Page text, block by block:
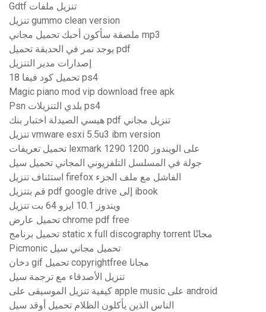
Gdtf تنزيل ملفات
تنزيل gummo clean version
ملصقة سأكون أحبك تحميل مجاني mp3
يوجد نمر في الحديقة تحميل pdf
إصدارات مدير التنزيل
تحميل كود فيفا 18 ps4
Magic piano mod vip download free apk
Psn بلدي التنزيلات ps4
هيسي الصيدلة اختبار بنك pdf تنزيل مجاني
تنزيل vmware esxi 5.5u3 ibm version
تحميل تعريفات lexmark 1290 على الويندوز 1200
جولة في المسلسل التلفزيوني المجاني تحميل سيل
استئناف تنزيل firefox الفاشل مع ملف الجزء
قم بتنزيل pdf google drive إلى ibook
ويندوز 10.1 ايزو 64 بت تنزيل
تحميل عارض chrome pdf free
تحميل برنامج static x full discography torrent مجانًا
Picmonic تحميل مجاني سيل
دخان gif تحميل copyrightfree مجانا
تنزيل الأصدقاء مع ترجمة سيل
كيفية تنزيل الموسيقى على apple music على android
الناس الذين يأكلون الظلام تحميل أوقد سيل